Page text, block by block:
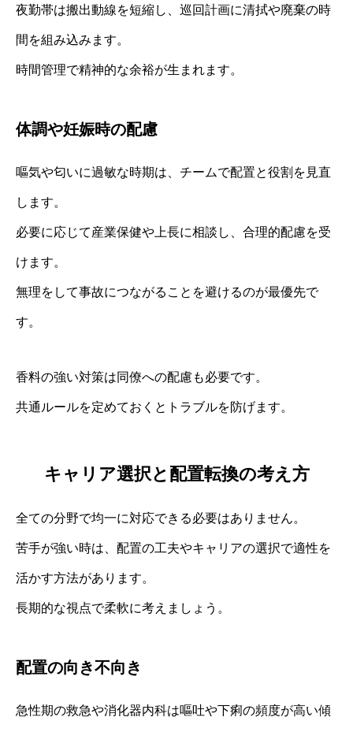
夜勤帯は搬出動線を短縮し、巡回計画に清拭や廃棄の時
間を組み込みます。
時間管理で精神的な余裕が生まれます。
体調や妊娠時の配慮
嘔気や匂いに過敏な時期は、チームで配置と役割を見直
します。
必要に応じて産業保健や上長に相談し、合理的配慮を受
けます。
無理をして事故につながることを避けるのが最優先で
す。
香料の強い対策は同僚への配慮も必要です。
共通ルールを定めておくとトラブルを防げます。
キャリア選択と配置転換の考え方
全ての分野で均一に対応できる必要はありません。
苦手が強い時は、配置の工夫やキャリアの選択で適性を
活かす方法があります。
長期的な視点で柔軟に考えましょう。
配置の向き不向き
急性期の救急や消化器内科は嘔吐や下痢の頻度が高い傾